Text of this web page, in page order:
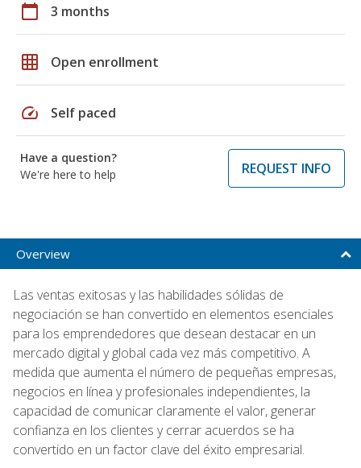
calendar_today 3 months
grid_on Open enrollment
speed Self paced
Have a question?
We're here to help
REQUEST INFO
Overview
Las ventas exitosas y las habilidades sólidas de
negociación se han convertido en elementos esenciales
para los emprendedores que desean destacar en un
mercado digital y global cada vez más competitivo. A
medida que aumenta el número de pequeñas empresas,
negocios en línea y profesionales independientes, la
capacidad de comunicar claramente el valor, generar
confianza en los clientes y cerrar acuerdos se ha
convertido en un factor clave del éxito empresarial.